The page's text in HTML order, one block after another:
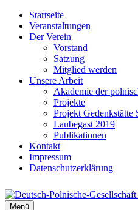
Startseite
Veranstaltungen
Der Verein
Vorstand
Satzung
Mitglied werden
Unsere Arbeit
Akademie der
Projekte
Projekt Gedenkstätte
Laubegast 2019
Publikationen
Kontakt
Impressum
Datenschutzerklärung
DEUTSCH-
Menü